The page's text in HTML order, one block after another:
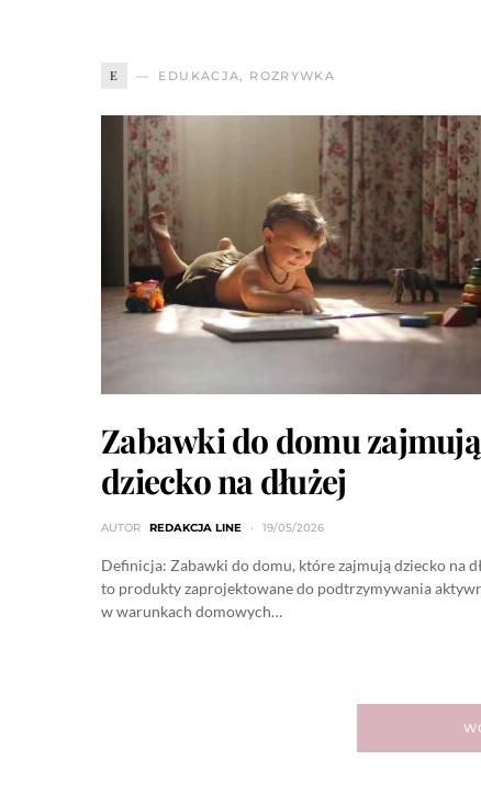
E EDUKACJA, ROZRYWKA
Zabawki do domu
dziecko na dłużej
AUTOR REDAKCJA LINE 19/05/2026
Definicja: Zabawki do domu, które zajmują dziecko na
to produkty zaprojektowane do podtrzymywania
w warunkach domowych…